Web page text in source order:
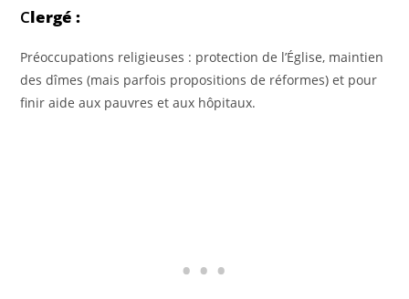
Clergé :
Préoccupations religieuses : protection de l’Église, maintien
des dîmes (mais parfois propositions de réformes) et pour
finir aide aux pauvres et aux hôpitaux.